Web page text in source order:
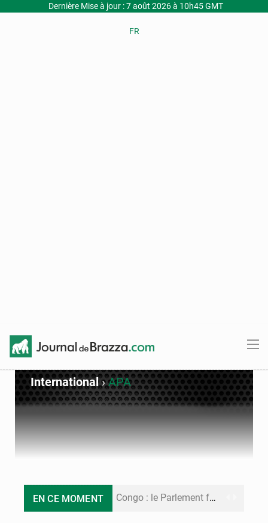
Dernière Mise à jour : 7 août 2026 à 10h45 GMT
FR
International›APA
EN CE MOMENT Congo : le Parlement formule 28 recommandations sur le Cadre budgétaire 2027-2029